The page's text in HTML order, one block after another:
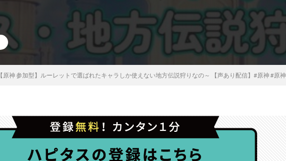
【原神 参加型】ルーレットで選ばれたキャラしか使えない地方伝説狩りなの～ 【声あり配信】#原神 #原